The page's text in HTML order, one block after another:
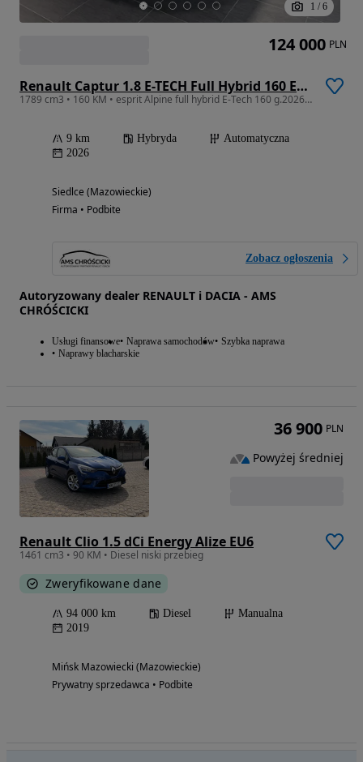
1 / 6
Renault Captur 1.8 E-TECH Full Hybrid 160 Esprit Alpine
1789 cm3 • 160 KM • esprit Alpine full hybrid E-Tech 160 g.2026, dostępny od ręki
9 km Hybryda
Automatyczna
2026
Siedlce (Mazowieckie)
Firma • Podbite
Zobacz ogłoszenia
Autoryzowany dealer RENAULT i DACIA - AMS
CHRÓŚCICKI
Usługi finansowe Naprawa samochodów Szybka naprawa
Naprawy blacharskie
124 000 PLN
Renault Clio 1.5 dCi Energy Alize EU6
1461 cm3 • 90 KM • Diesel niski przebieg
Zweryfikowane dane
94 000 km Diesel
Manualna
2019
Mińsk Mazowiecki (Mazowieckie)
Prywatny sprzedawca • Podbite
36 900 PLN
Powyżej średniej